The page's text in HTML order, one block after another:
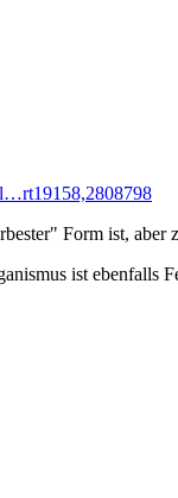
Form ist, aber
ist ebenfalls